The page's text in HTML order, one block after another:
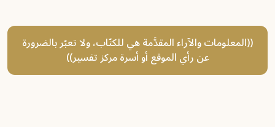
((المعلومات والآراء المقدَّمة هي للكتّاب، ولا تعبّر بالضرورة
عن رأي الموقع أو أسرة مركز تفسير))